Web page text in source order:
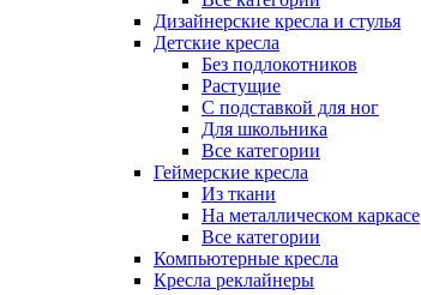
Дизайнерские кресла и стулья
Детские кресла
Без подлокотников
Растущие
С подставкой для ног
Для школьника
Все категории
Геймерские кресла
Из ткани
На металлическом каркасе
Все категории
Компьютерные кресла
Кресла реклайнеры